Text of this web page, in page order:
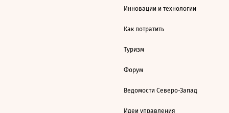
Инновации и технологии
Как потратить
Туризм
Форум
Ведомости Северо-Запад
Идеи управления